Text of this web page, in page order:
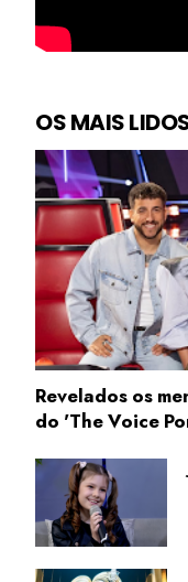
OS MAIS
Revelados os
do 'The Voice